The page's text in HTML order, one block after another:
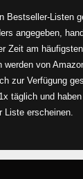
Bestseller-Listen
angegeben,
Zeit am
werden von
zur Verfügung
täglich und
Liste erscheinen.